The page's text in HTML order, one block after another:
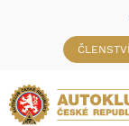
ČLENSTVÍ